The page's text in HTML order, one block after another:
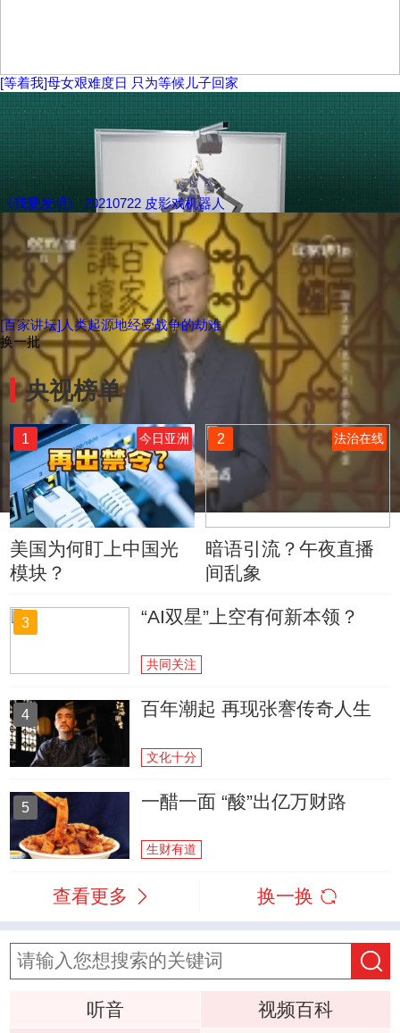
[等着我]母女艰难度日 只为等候儿子回家
《我爱发明》 20210722 皮影戏机器人
[百家讲坛]人类起源地经受战争的劫难
换一批
央视榜单
1 今日亚洲
美国为何盯上中国光
模块？
2 法治在线
暗语引流？午夜直播
间乱象
3 “AI双星”上空有何新本领？
共同关注
4 百年潮起 再现张謇传奇人生
文化十分
5 一醋一面 “酸”出亿万财路
生财有道
查看更多 换一换
听音 视频百科